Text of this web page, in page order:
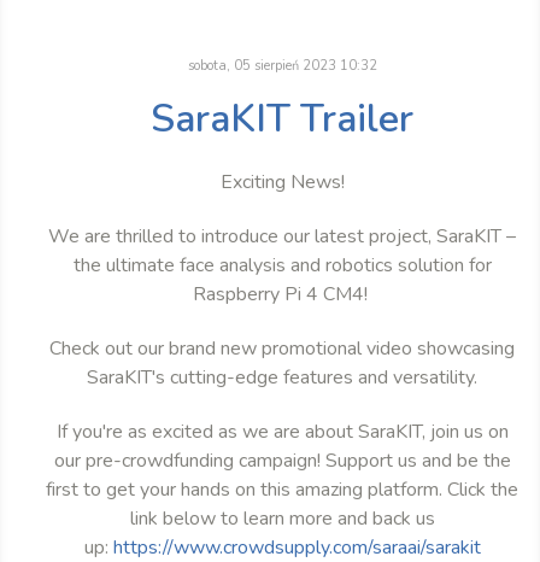
sobota, 05 sierpień 2023 10:32
SaraKIT Trailer
Exciting News!
We are thrilled to introduce our latest project, SaraKIT –
the ultimate face analysis and robotics solution for
Raspberry Pi 4 CM4!
Check out our brand new promotional video showcasing
SaraKIT's cutting-edge features and versatility.
If you're as excited as we are about SaraKIT, join us on
our pre-crowdfunding campaign! Support us and be the
first to get your hands on this amazing platform. Click the
link below to learn more and back us
up: https://www.crowdsupply.com/saraai/sarakit